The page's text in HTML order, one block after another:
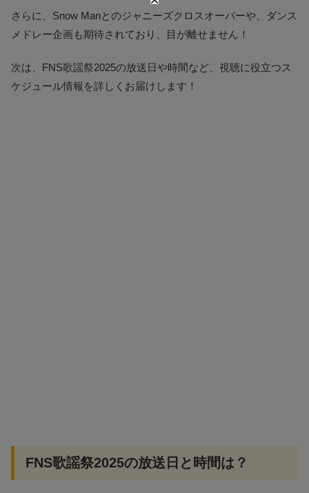
さらに、Snow Manとのジャニーズクロスオーバーや、ダンス
メドレー企画も期待されており、目が離せません！
次は、FNS歌謡祭2025の放送日や時間など、視聴に役立つス
ケジュール情報を詳しくお届けします！
FNS歌謡祭2025の放送日と時間は？